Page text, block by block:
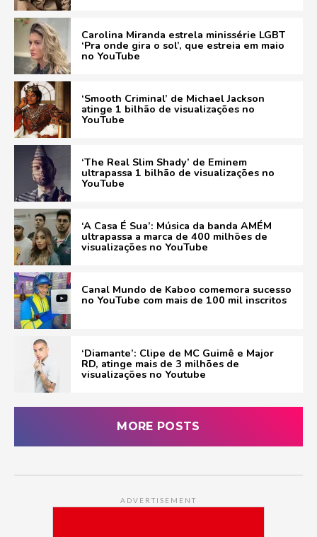
Carolina Miranda estrela minissérie LGBT
‘Pra onde gira o sol’, que estreia em maio
no YouTube
‘Smooth Criminal’ de Michael Jackson
atinge 1 bilhão de visualizações no
YouTube
‘The Real Slim Shady’ de Eminem
ultrapassa 1 bilhão de visualizações no
YouTube
‘A Casa É Sua’: Música da banda AMÉM
ultrapassa a marca de 400 milhões de
visualizações no YouTube
Canal Mundo de Kaboo comemora sucesso
no YouTube com mais de 100 mil inscritos
‘Diamante’: Clipe de MC Guimê e Major
RD, atinge mais de 3 milhões de
visualizações no Youtube
MORE POSTS
ADVERTISEMENT